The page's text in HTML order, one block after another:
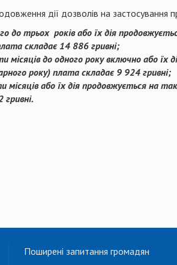
дії дозволів на застосування
до трьох років або їх дія
складає 14 886 гривні;
місяців до одного року включно або
року)плата складає 9 924 гривні;
або їх дія продовжується на
гривні.
Поширені запитання громадян